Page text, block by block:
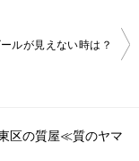
ルが見えない時は？
区の質屋≪質のヤマ